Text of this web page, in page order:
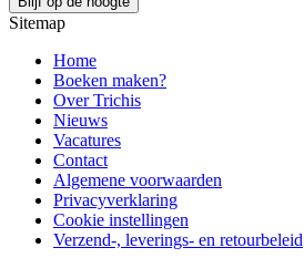
Sitemap
Home
Boeken maken?
Over Trichis
Nieuws
Vacatures
Contact
Algemene voorwaarden
Privacyverklaring
Cookie instellingen
Verzend-, leverings- en retourbeleid